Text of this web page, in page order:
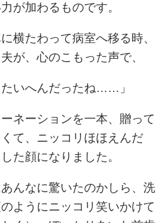
が加わるものです。
横たわって病室へ移る時、
が、心のこもった声で、
いへんだったね……」
ネーションを一本、贈って
て、ニッコリほほえんだ
た顔になりました。
んなに驚いたのかしら、洗
ようにニッコリ笑いかけて